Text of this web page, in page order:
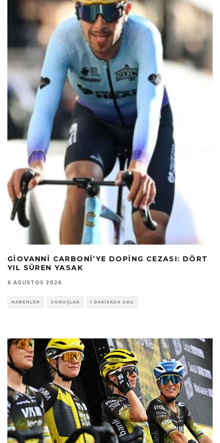
GIOVANNI CARBONI’YE DOPING CEZASI: DÖRT
YIL SÜREN YASAK
6 AĞUSTOS 2026
HABERLER SONUÇLAR 1 DAKIKADA OKU